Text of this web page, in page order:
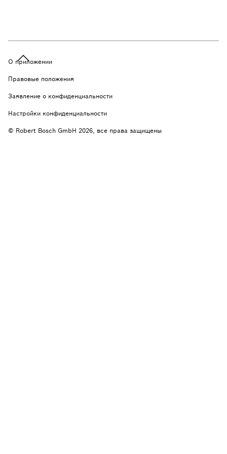
О приложении
Правовые положения
Заявление о конфиденциальности
Настройки конфиденциальности
© Robert Bosch GmbH 2026, все права защищены